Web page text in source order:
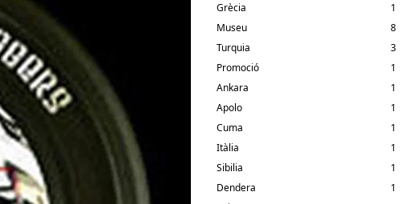
Grècia
1
Museu
8
Turquia
3
Promoció
1
Ankara
1
Apolo
1
Cuma
1
Itàlia
1
Sibilia
1
Dendera
1